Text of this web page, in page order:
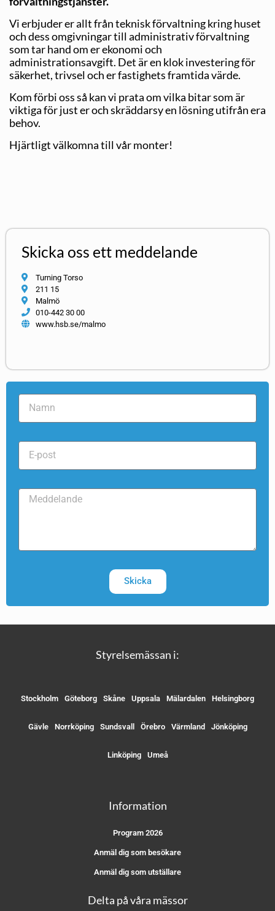
Vi erbjuder er allt från teknisk förvaltning kring huset
och dess omgivningar till administrativ förvaltning
som tar hand om er ekonomi och
administrationsavgift. Det är en klok investering för
säkerhet, trivsel och er fastighets framtida värde.
Kom förbi oss så kan vi prata om vilka bitar som är
viktiga för just er och skräddarsy en lösning utifrån era
behov.
Hjärtligt välkomna till vår monter!
Skicka oss ett meddelande
Turning Torso
211 15
Malmö
010-442 30 00
www.hsb.se/malmo
Skicka
Styrelsemässan i:
Stockholm Göteborg Skåne Uppsala Mälardalen Helsingborg
Gävle Norrköping Sundsvall Örebro Värmland Jönköping
Linköping Umeå
Information
Program 2026
Anmäl dig som besökare
Anmäl dig som utställare
Delta på våra mässor